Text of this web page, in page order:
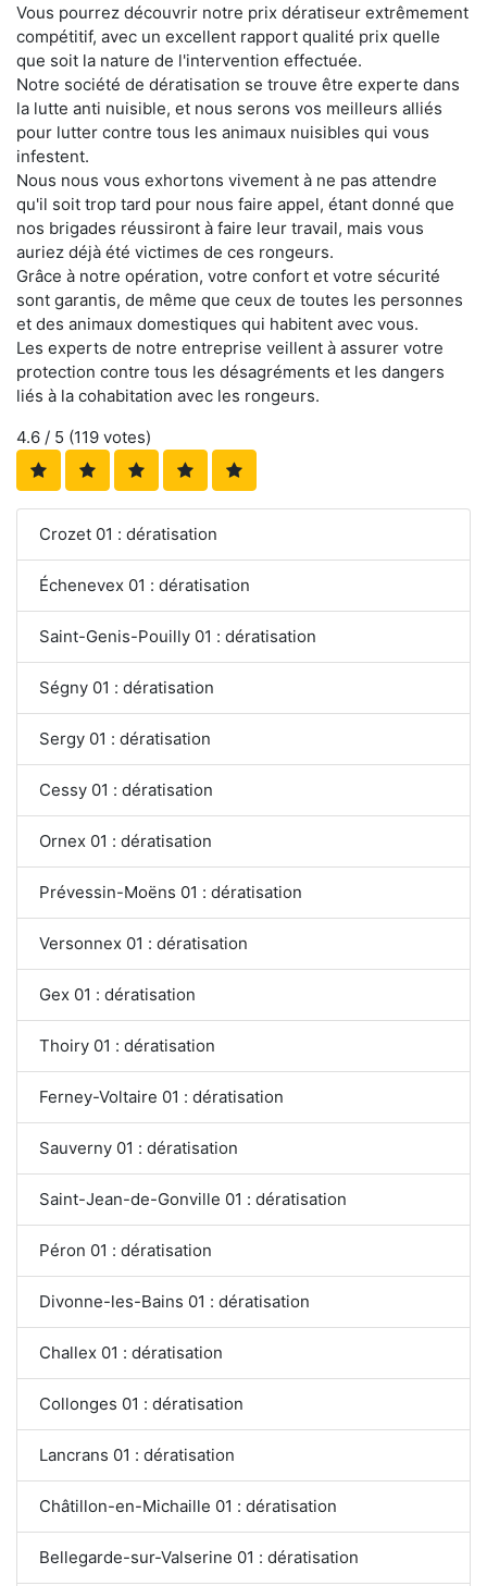
Vous pourrez découvrir notre prix dératiseur extrêmement
compétitif, avec un excellent rapport qualité prix quelle
que soit la nature de l'intervention effectuée.
Notre société de dératisation se trouve être experte dans
la lutte anti nuisible, et nous serons vos meilleurs alliés
pour lutter contre tous les animaux nuisibles qui vous
infestent.
Nous nous vous exhortons vivement à ne pas attendre
qu'il soit trop tard pour nous faire appel, étant donné que
nos brigades réussiront à faire leur travail, mais vous
auriez déjà été victimes de ces rongeurs.
Grâce à notre opération, votre confort et votre sécurité
sont garantis, de même que ceux de toutes les personnes
et des animaux domestiques qui habitent avec vous.
Les experts de notre entreprise veillent à assurer votre
protection contre tous les désagréments et les dangers
liés à la cohabitation avec les rongeurs.
4.6 / 5 (119 votes)
Crozet 01 : dératisation
Échenevex 01 : dératisation
Saint-Genis-Pouilly 01 : dératisation
Ségny 01 : dératisation
Sergy 01 : dératisation
Cessy 01 : dératisation
Ornex 01 : dératisation
Prévessin-Moëns 01 : dératisation
Versonnex 01 : dératisation
Gex 01 : dératisation
Thoiry 01 : dératisation
Ferney-Voltaire 01 : dératisation
Sauverny 01 : dératisation
Saint-Jean-de-Gonville 01 : dératisation
Péron 01 : dératisation
Divonne-les-Bains 01 : dératisation
Challex 01 : dératisation
Collonges 01 : dératisation
Lancrans 01 : dératisation
Châtillon-en-Michaille 01 : dératisation
Bellegarde-sur-Valserine 01 : dératisation